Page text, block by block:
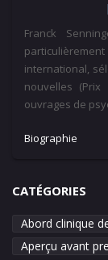
Franck
international,
nouvelles (Prix
ouvrages de
Biographie
CATÉGORIES
Abord clinique
Aperçu avant